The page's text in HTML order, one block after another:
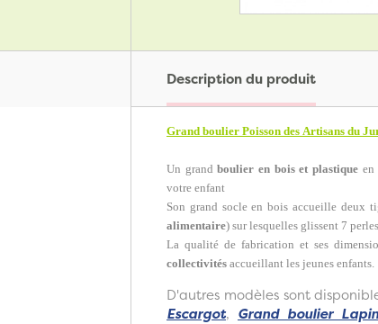
Description du produit
Grand boulier Poisson des Artisans du
Un grand boulier en bois et plastique en
votre enfant
Son grand socle en bois accueille deux
alimentaire) sur lesquelles glissent 7
La qualité de fabrication et ses
collectivités accueillant les jeunes enfants.
D'autres modèles sont
Escargot, Grand boulier Lapin